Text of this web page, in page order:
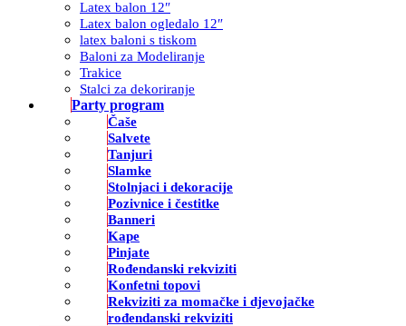
Latex balon 12″
Latex balon ogledalo 12″
latex baloni s tiskom
Baloni za Modeliranje
Trakice
Stalci za dekoriranje
Party program
Čaše
Salvete
Tanjuri
Slamke
Stolnjaci i dekoracije
Pozivnice i čestitke
Banneri
Kape
Pinjate
Rođendanski rekviziti
Konfetni topovi
Rekviziti za momačke i djevojačke
rođendanski rekviziti